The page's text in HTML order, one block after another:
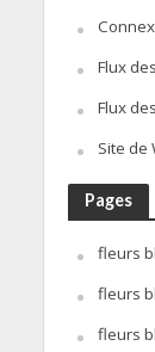
Flux
Flux
Site de
Pages
fleurs
fleurs
fleurs